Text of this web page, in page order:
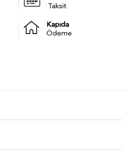
Taksit
Kapıda
Ödeme